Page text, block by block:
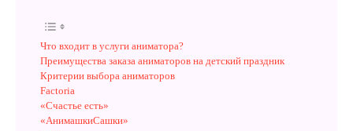
Что входит в услуги аниматора?
Преимущества заказа аниматоров на детский праздник
Критерии выбора аниматоров
Factoria
«Счастье есть»
«АнимашкиСашки»